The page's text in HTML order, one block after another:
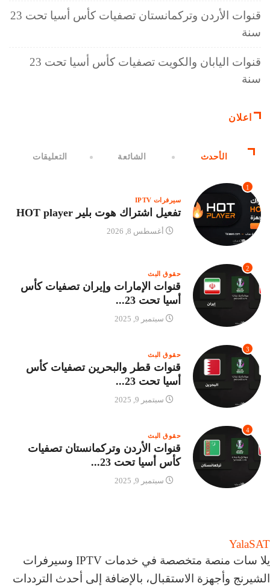
قنوات الأردن وتركمانستان تصفيات كأس أسيا تحت 23
سنة
قنوات اليابان والكويت تصفيات كأس أسيا تحت 23
سنة
اعلان
الأحدث الشائعة التعليقات
1
سيرفرات IPTV
تفعيل اشتراك هوت بلير HOT player
أغسطس 8, 2026
2
حقوق البث
قنوات الإمارات وإيران تصفيات كأس
أسيا تحت 23...
سبتمبر 9, 2025
3
حقوق البث
قنوات قطر والبحرين تصفيات كأس
أسيا تحت 23...
سبتمبر 9, 2025
4
حقوق البث
قنوات الأردن وتركمانستان تصفيات
كأس أسيا تحت 23...
سبتمبر 9, 2025
YalaSAT
يلا سات منصة متخصصة في خدمات IPTV وسيرفرات
الشيرنج وأجهزة الاستقبال، بالإضافة إلى أحدث الترددات